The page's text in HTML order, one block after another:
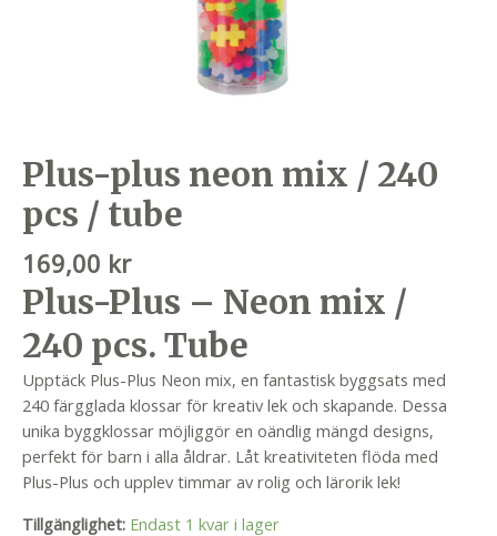
Plus-plus neon mix / 240
pcs / tube
169,00 kr
Plus-Plus – Neon mix /
240 pcs. Tube
Upptäck Plus-Plus Neon mix, en fantastisk byggsats med
240 färgglada klossar för kreativ lek och skapande. Dessa
unika byggklossar möjliggör en oändlig mängd designs,
perfekt för barn i alla åldrar. Låt kreativiteten flöda med
Plus-Plus och upplev timmar av rolig och lärorik lek!
Tillgänglighet: Endast 1 kvar i lager